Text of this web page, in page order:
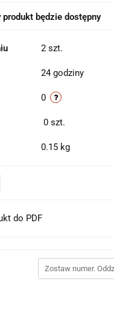
produkt będzie dostępny
2 szt.
24 godziny
0
0 szt.
0.15 kg
do PDF